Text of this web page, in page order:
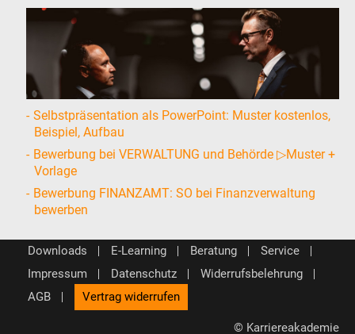
Selbstpräsentation als PowerPoint: Muster kostenlos,
Beispiel, Aufbau
Bewerbung bei VERWALTUNG und Behörde ▷Muster +
Vorlage
Bewerbung FINANZAMT: SO bei Finanzverwaltung
bewerben
Downloads E-Learning Beratung
Service
Impressum
Datenschutz
Widerrufsbelehrung
AGB
Vertrag widerrufen
© Karriereakademie